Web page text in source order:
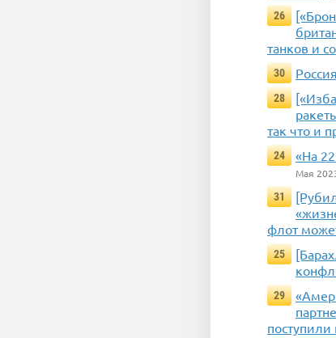
26
танков и
30
28
так что и
24
«На
Мая
31
флот
25
29
поступили